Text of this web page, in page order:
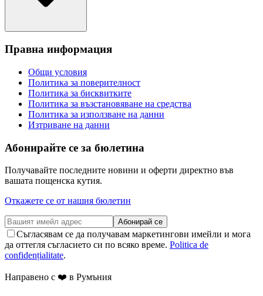
Правна информация
Общи условия
Политика за поверителност
Политика за бисквитките
Политика за възстановяване на средства
Политика за използване на данни
Изтриване на данни
Абонирайте се за бюлетина
Получавайте последните новини и оферти директно във
вашата пощенска кутия.
Откажете се от нашия бюлетин
Абонирай се
Съгласявам се да получавам маркетингови имейли и мога
да оттегля съгласието си по всяко време. Politica de
confidențialitate.
Направено с ❤️ в Румъния